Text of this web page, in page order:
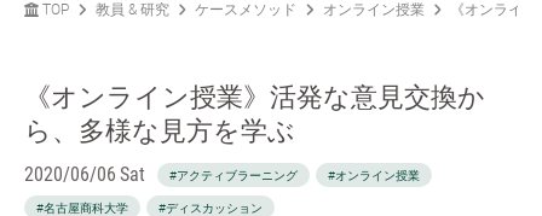
TOP 教員 & 研究 ケースメソッド オンライン授業 《オンライ
《オンライン授業》活発な意見交換か
ら、多様な見方を学ぶ
2020/06/06 Sat #アクティブラーニング #オンライン授業
#名古屋商科大学 #ディスカッション